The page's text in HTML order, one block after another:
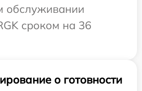
обслуживании
сроком на 36
о готовности